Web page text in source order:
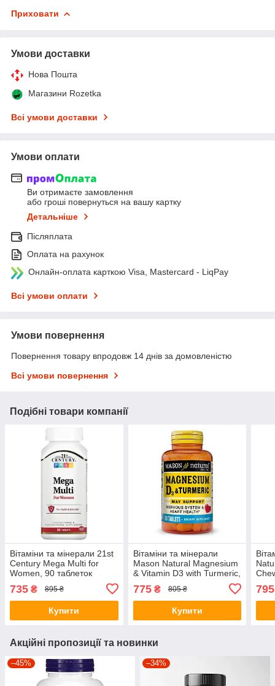
Приховати
Умови доставки
Нова Пошта
Магазини Rozetka
Всі умови доставки
Умови оплати
Ви отримаєте замовлення
або гроші повернуться на вашу картку
Детальніше
Післяплата
Оплата на рахунок
Онлайн-оплата карткою Visa, Mastercard - LiqPay
Всі умови оплати
Умови повернення
Повернення товару впродовж 14 днів за домовленістю
Всі умови повернення
Подібні товари компанії
Вітаміни та мінерали 21st
Century Mega Multi for
Women, 90 таблеток
735 ₴ 895 ₴
Купити
Вітаміни та мінерали
Mason Natural Magnesium
& Vitamin D3 with Turmeric,
775₴ 805 ₴
Купити
795
Акційні пропозиції та новинки
–45% –34%